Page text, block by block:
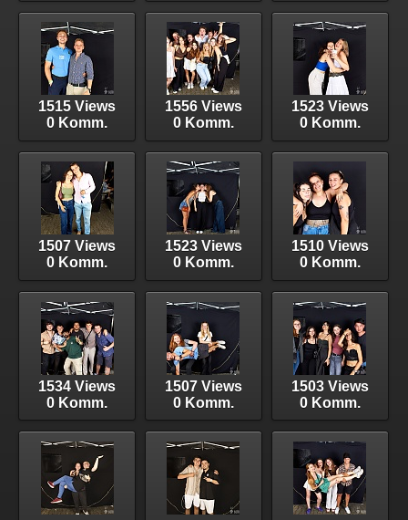
1515 Views
0 Komm.
1556 Views
0 Komm.
1523 Views
0 Komm.
1507 Views
0 Komm.
1523 Views
0 Komm.
1510 Views
0 Komm.
1534 Views
0 Komm.
1507 Views
0 Komm.
1503 Views
0 Komm.